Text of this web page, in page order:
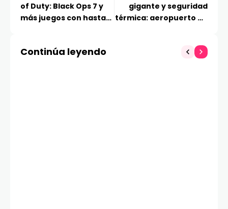
of Duty: Black Ops 7 y
más juegos con hasta
gigante y seguridad
térmica: aeropuerto de
prueba de incendios
Continúa leyendo